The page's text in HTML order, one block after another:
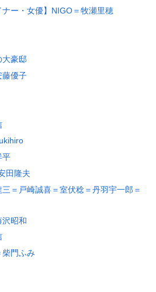
ナー・女優】NIGO＝牧瀬里穂
大豪邸
藤優子
平
田隆夫
三＝戸崎誠喜＝室伏稔＝丹羽宇一郎＝
沢昭和
柴門ふみ